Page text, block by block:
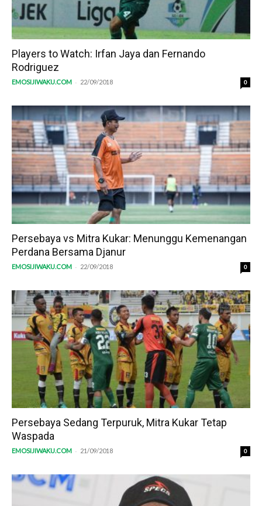
Players to Watch: Irfan Jaya dan Fernando
Rodriguez
EMOSIJIWAKU.COM - 22/09/2018 0
Persebaya vs Mitra Kukar: Menunggu Kemenangan
Perdana Bersama Djanur
EMOSIJIWAKU.COM - 22/09/2018 0
Persebaya Sedang Terpuruk, Mitra Kukar Tetap
Waspada
EMOSIJIWAKU.COM - 21/09/2018 0